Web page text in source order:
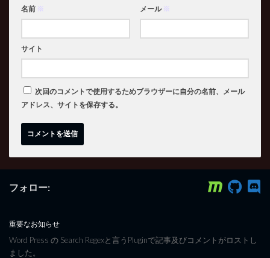
名前 ※ メール ※
サイト
次回のコメントで使用するためブラウザーに自分の名前、メール
アドレス、サイトを保存する。
フォロー:
重要なお知らせ
Word Press の Search Regexと言うPluginで記事及びコメントがロストし
ました。